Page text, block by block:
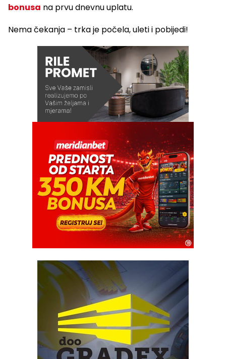
bonusa na prvu dnevnu uplatu.
Nema čekanja – trka je počela, uleti i pobijedi!